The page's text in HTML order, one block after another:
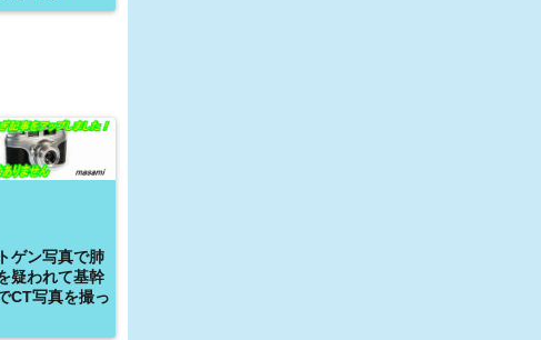
ゲン写真で肺
疑われて基幹
CT写真を撮っ